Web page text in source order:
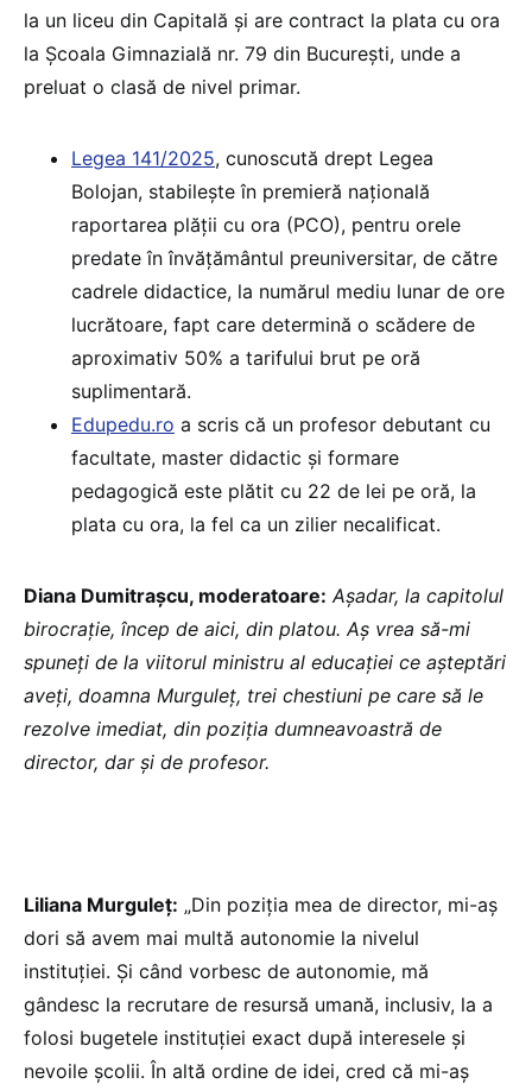
la un liceu din Capitală și are contract la plata cu ora
la Școala Gimnazială nr. 79 din București, unde a
preluat o clasă de nivel primar.
Legea 141/2025, cunoscută drept Legea
Bolojan, stabilește în premieră națională
raportarea plății cu ora (PCO), pentru orele
predate în învățământul preuniversitar, de către
cadrele didactice, la numărul mediu lunar de ore
lucrătoare, fapt care determină o scădere de
aproximativ 50% a tarifului brut pe oră
suplimentară.
Edupedu.ro a scris că un profesor debutant cu
facultate, master didactic și formare
pedagogică este plătit cu 22 de lei pe oră, la
plata cu ora, la fel ca un zilier necalificat.
Diana Dumitrașcu, moderatoare: Așadar, la capitolul
birocrație, încep de aici, din platou. Aș vrea să-mi
spuneți de la viitorul ministru al educației ce așteptări
aveți, doamna Murguleț, trei chestiuni pe care să le
rezolve imediat, din poziția dumneavoastră de
director, dar și de profesor.
Liliana Murguleț: „Din poziția mea de director, mi-aş
dori să avem mai multă autonomie la nivelul
instituţiei. Și când vorbesc de autonomie, mă
gândesc la recrutare de resursă umană, inclusiv, la a
folosi bugetele instituţiei exact după interesele şi
nevoile şcolii. În altă ordine de idei, cred că mi-aş